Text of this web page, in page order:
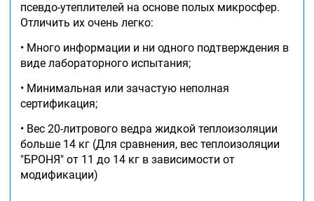
псевдо-утеплителей на основе полых микросфер.
Отличить их очень легко:
• Много информации и ни одного подтверждения в
виде лабораторного испытания;
• Минимальная или зачастую неполная
сертификация;
• Вес 20-литрового ведра жидкой теплоизоляции
больше 14 кг (Для сравнения, вес теплоизоляции
"БРОНЯ" от 11 до 14 кг в зависимости от
модификации)